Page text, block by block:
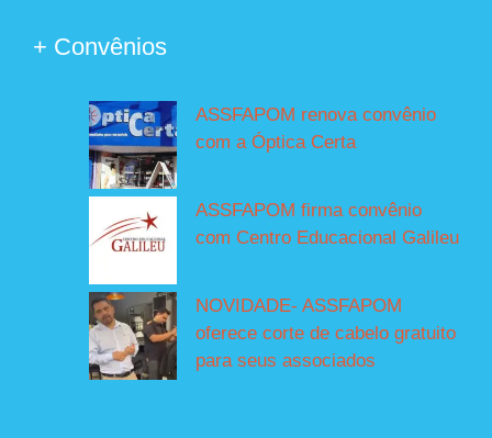
+ Convênios
ASSFAPOM renova convênio
com a Óptica Certa
ASSFAPOM firma convênio
com Centro Educacional Galileu
NOVIDADE- ASSFAPOM
oferece corte de cabelo gratuito
para seus associados